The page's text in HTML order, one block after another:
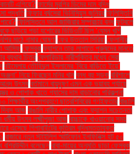
এগিয়ে? ফার্মের মুরগির ডিমের দাম বৃদ্ধি
পদ্ধতি ফিফার বর্ষসেরা ভিনিসিয়ুস জুনিয়র ফিলিস্তিনি
ফিলিস্তিনে আল জাজিরার সম্প্রচার বন্ধ ফুটবলে
ছড়িয়ে পড়া যশোরের ভিডিওটি ছিল ‘যেমন খুশি
মাঠে নামার ঘোষণা ফের উত্তাল সিরিয়া ফেলানীর
আসিফ ফেসবুক ফ্যাশনে তাক লাগাতে পুরুষদের মানতে
ব্যথার চিত্র ফ্লোরিডায় নারীশক্তির মধ্যে সেরা
বইমেলায় তৌহিদুল ইসলামের ‘বিয়ে বাড়িতে ইয়ে’
নিয়ে ফিরছেন মনির খান বন্ধ বহু সড়ক বরিশালে
উৎসব বর্তমানে বায়ুদূষণ এমন এক ভয়াবহ পর্যায়ে
ও পোশাক খাতে গ্যাসের দাম বাড়ানোর পরিকল্পনা
শিক্ষার্থীর অংশগ্রহণে ছাত্রশিবিরের গণইফতার বাঙালি
দিবস আজ বাঙালি নারীর পোশাক এবং ফ্যাশন সচেতনতা
ধর্মীয় উৎসব লক্ষ্মীপূজা আজ বাচ্চাকে খাওয়ানোর সময়
এসেছে গিগাবাইটের কৃত্রিম বুদ্ধিমত্তাযুক্ত
বাজারে নতুন স্টাইলিশ স্মার্টফোন ইনফিনিক্স হট ৫০
বশিরউদ্দীন বলেছেন বাবা-মায়ের অনুমতি ছাড়া ফেসবুক